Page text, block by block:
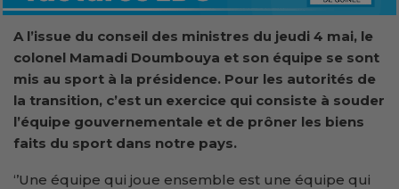
A l’issue du conseil des ministres du jeudi 4 mai, le
colonel Mamadi Doumbouya et son équipe se sont
mis au sport à la présidence. Pour les autorités de
la transition, c’est un exercice qui consiste à souder
l’équipe gouvernementale et de prôner les biens
faits du sport dans notre pays.
‘’Une équipe qui joue ensemble est une équipe qui